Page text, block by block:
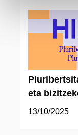
eta
13/10/2025